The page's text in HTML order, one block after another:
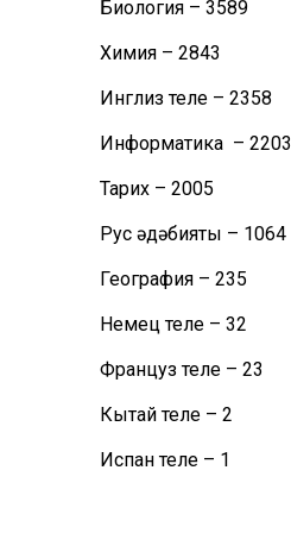
Биология – 3589
Химия – 2843
Инглиз теле – 2358
Информатика – 2203
Тарих – 2005
Рус әдәбияты – 1064
География – 235
Немец теле – 32
Француз теле – 23
Кытай теле – 2
Испан теле – 1